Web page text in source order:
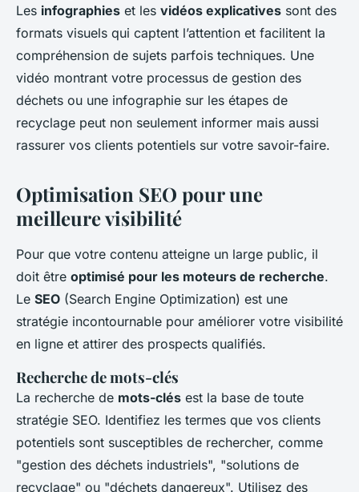
Les infographies et les vidéos explicatives sont des
formats visuels qui captent l’attention et facilitent la
compréhension de sujets parfois techniques. Une
vidéo montrant votre processus de gestion des
déchets ou une infographie sur les étapes de
recyclage peut non seulement informer mais aussi
rassurer vos clients potentiels sur votre savoir-faire.
Optimisation SEO pour une
meilleure visibilité
Pour que votre contenu atteigne un large public, il
doit être optimisé pour les moteurs de recherche.
Le SEO (Search Engine Optimization) est une
stratégie incontournable pour améliorer votre visibilité
en ligne et attirer des prospects qualifiés.
Recherche de mots-clés
La recherche de mots-clés est la base de toute
stratégie SEO. Identifiez les termes que vos clients
potentiels sont susceptibles de rechercher, comme
"gestion des déchets industriels", "solutions de
recyclage" ou "déchets dangereux". Utilisez des